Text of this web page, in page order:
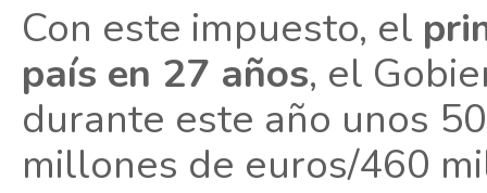
Con este impuesto, el
país en 27 años, el
durante este año unos
millones de euros/460